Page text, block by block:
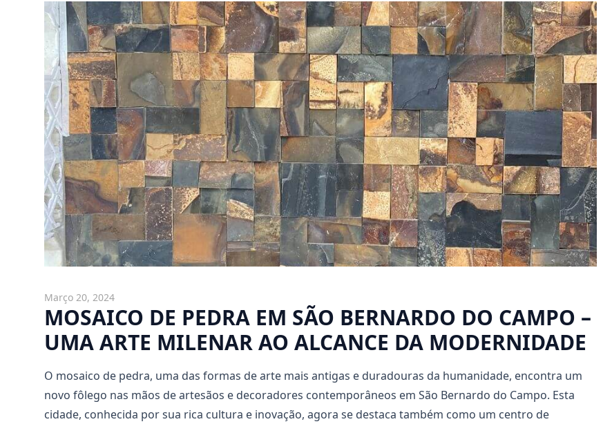
Março 20, 2024
MOSAICO DE PEDRA EM SÃO BERNARDO DO CAMPO –
UMA ARTE MILENAR AO ALCANCE DA MODERNIDADE
O mosaico de pedra, uma das formas de arte mais antigas e duradouras da humanidade, encontra um
novo fôlego nas mãos de artesãos e decoradores contemporâneos em São Bernardo do Campo. Esta
cidade, conhecida por sua rica cultura e inovação, agora se destaca também como um centro de